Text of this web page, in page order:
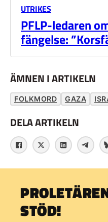
UTRIKES
PFLP-ledaren
fängelse:
ÄMNEN I ARTIKELN
FOLKMORD GAZA
DELA ARTIKELN
STÖD!